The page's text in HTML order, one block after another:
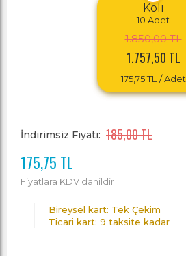
Koli
10 Adet
1.850,00 TL
1.757,50 TL
175,75 TL / Adet
İndirimsiz Fiyatı: 185,00 TL
175,75 TL
Fiyatlara KDV dahildir
Bireysel kart: Tek Çekim
Ticari kart: 9 taksite kadar